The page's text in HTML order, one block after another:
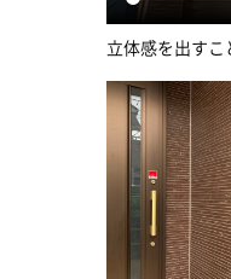
立体感を出すこ